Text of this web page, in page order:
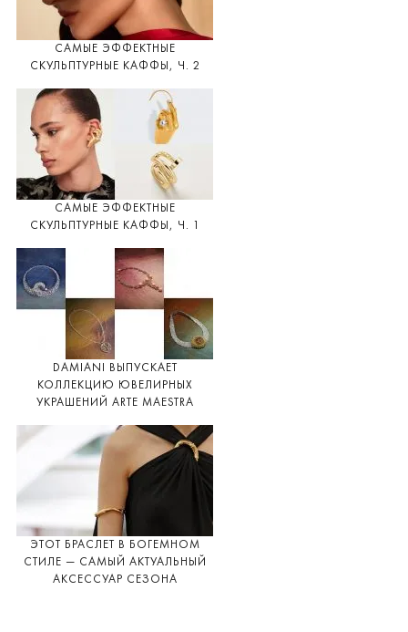
САМЫЕ ЭФФЕКТНЫЕ
СКУЛЬПТУРНЫЕ КАФФЫ, Ч. 2
САМЫЕ ЭФФЕКТНЫЕ
СКУЛЬПТУРНЫЕ КАФФЫ, Ч. 1
DAMIANI ВЫПУСКАЕТ
КОЛЛЕКЦИЮ ЮВЕЛИРНЫХ
УКРАШЕНИЙ ARTE MAESTRA
ЭТОТ БРАСЛЕТ В БОГЕМНОМ
СТИЛЕ — САМЫЙ АКТУАЛЬНЫЙ
АКСЕССУАР СЕЗОНА